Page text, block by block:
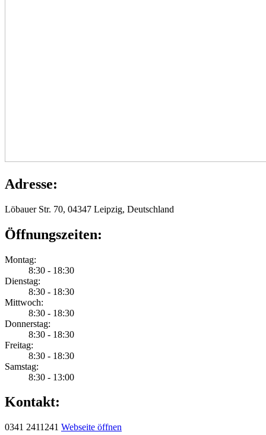
Adresse:
Löbauer Str. 70, 04347 Leipzig, Deutschland
Öffnungszeiten:
Montag:
8:30 - 18:30
Dienstag:
8:30 - 18:30
Mittwoch:
8:30 - 18:30
Donnerstag:
8:30 - 18:30
Freitag:
8:30 - 18:30
Samstag:
8:30 - 13:00
Kontakt:
0341 2411241 Webseite öffnen